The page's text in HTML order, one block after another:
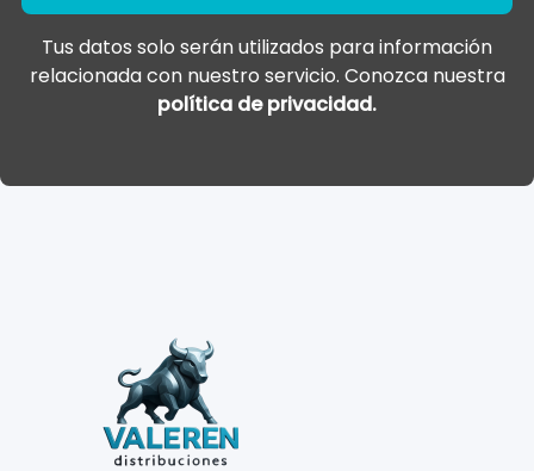
Tus datos solo serán utilizados para información
relacionada con nuestro servicio. Conozca nuestra
política de privacidad.